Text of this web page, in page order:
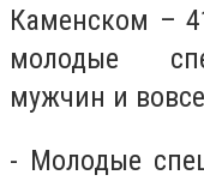
Каменском –
молодые
мужчин и
- Молодые